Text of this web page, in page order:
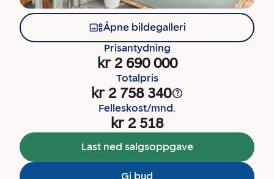
Åpne bildegalleri
Prisantydning
kr 2 690 000
Totalpris
kr 2 758 340
Felleskost/mnd.
kr 2 518
Last ned salgsoppgave
Gi bud